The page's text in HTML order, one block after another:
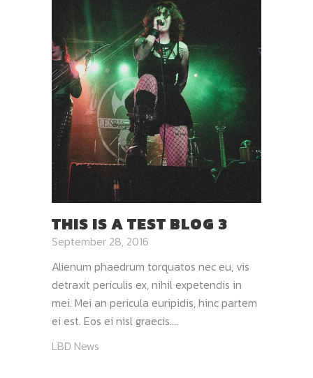
THIS IS A TEST BLOG 3
September 28, 2016
Alienum phaedrum torquatos nec eu, vis
detraxit periculis ex, nihil expetendis in
mei. Mei an pericula euripidis, hinc partem
ei est. Eos ei nisl graecis....
LBD News